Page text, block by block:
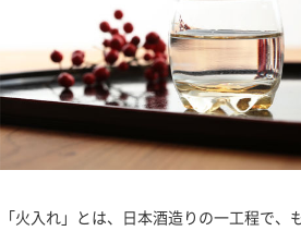
「火入れ」とは、日本酒造りの一工程で